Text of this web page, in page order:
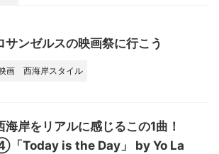
サンゼルスの映画祭に行こう
画 西海岸スタイル
海岸をリアルに感じるこの1曲！
Today is the Day」 by Yo La